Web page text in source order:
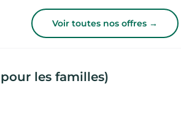
Voir toutes nos offres →
les familles)